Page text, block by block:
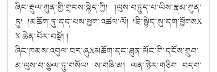
ཞིང་རྡུལ་ཀུན་གྱི་གྲངས་སྙེད་ཀྱི། །ལུས་བཏུད་པ་ཡིས་རྣམ་ཀུན་
ཏུ། །མཆོག་ཏུ་དད་པས་ཕྱག་འཚལ་ལོ། །ཇི་སྙེད་སུ་དག་ཕྱོགསX
X ཆེན་པོར་བསྔོ། །
ཞིང་ཁམས་འབུལ་བར་ཞུXམཆོག་དང་ཐུན་མོང་གི་དངོས་གྲུབ་
མ་ལུས་བ་སྩལ་ཏུ་གསོལ། ས་གཞི་མ། ལན་ཉེར་གཅིག བདག་